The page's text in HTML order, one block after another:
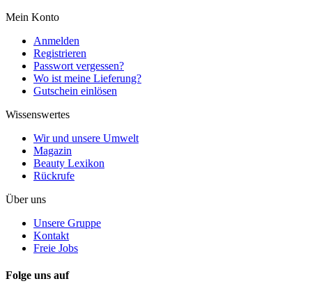
Mein Konto
Anmelden
Registrieren
Passwort vergessen?
Wo ist meine Lieferung?
Gutschein einlösen
Wissenswertes
Wir und unsere Umwelt
Magazin
Beauty Lexikon
Rückrufe
Über uns
Unsere Gruppe
Kontakt
Freie Jobs
Folge uns auf